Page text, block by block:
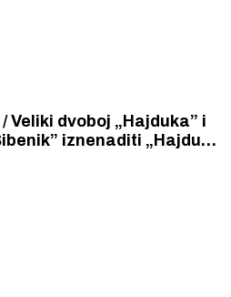
Veliki dvoboj „Hajduka” i